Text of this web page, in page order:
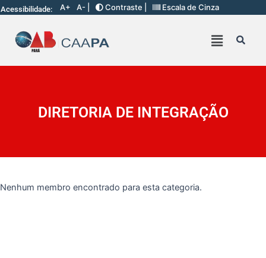
Acessibilidade: A+ A- | Contraste | Escala de Cinza
DIRETORIA DE INTEGRAÇÃO
Nenhum membro encontrado para esta categoria.